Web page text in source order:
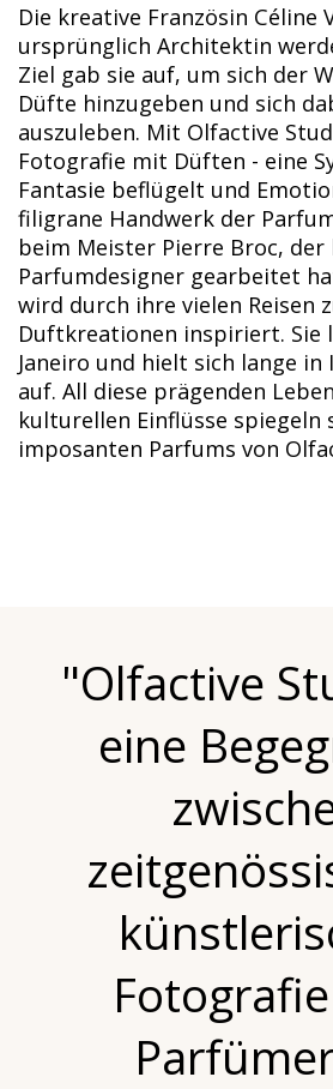
Die kreative Französin Céline
ursprünglich Architektin
Ziel gab sie auf, um sich der
Düfte hinzugeben und sich
auszuleben. Mit Olfactive
Fotografie mit Düften - eine
Fantasie beflügelt und
filigrane Handwerk der
beim Meister Pierre Broc,
Parfumdesigner gearbeitet
wird durch ihre vielen Reisen
Duftkreationen inspiriert. Sie
Janeiro und hielt sich lange in
auf. All diese prägenden
kulturellen Einflüsse spiegeln
imposanten Parfums von
"Olfactive
eine